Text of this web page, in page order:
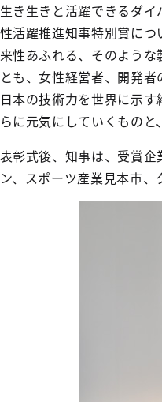
生き生きと活躍できるダ
性活躍推進知事特別賞に
来性あふれる、そのよう
とも、女性経営者、開発
日本の技術力を世界に示
らに元気にしていくもの
表彰式後、知事は、受賞
ン、スポーツ産業見本市、